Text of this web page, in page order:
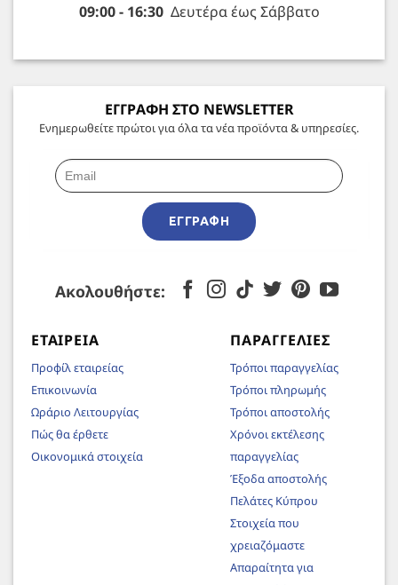
09:00 - 16:30Δευτέρα έως Σάββατο
ΕΓΓΡΑΦΗ ΣΤΟ NEWSLETTER
Ενημερωθείτε πρώτοι για όλα τα νέα προϊόντα & υπηρεσίες.
ΕΓΓΡΑΦΉ
Ακολουθήστε:
ΕΤΑΙΡΕΊΑ
Προφίλ εταιρείας
Επικοινωνία
Ωράριο Λειτουργίας
Πώς θα έρθετε
Οικονομικά στοιχεία
ΠΑΡΑΓΓΕΛΊΕΣ
Τρόποι παραγγελίας
Τρόποι πληρωμής
Τρόποι αποστολής
Χρόνοι εκτέλεσης
παραγγελίας
Έξοδα αποστολής
Πελάτες Κύπρου
Στοιχεία που
χρειαζόμαστε
Απαραίτητα για